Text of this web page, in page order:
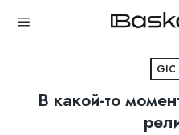
В какой-то